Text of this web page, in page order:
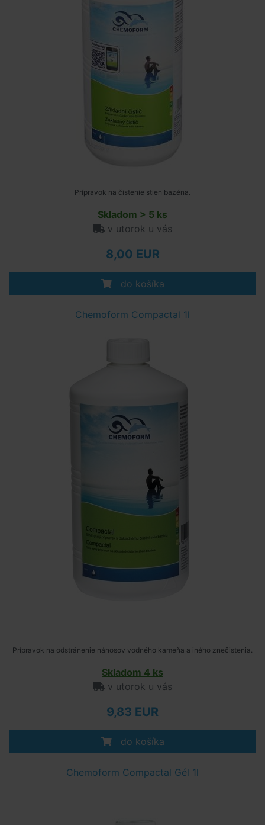
Prípravok na čistenie stien bazéna.
Skladom > 5 ks
v utorok u vás
8,00 EUR
do košíka
Chemoform Compactal 1l
Prípravok na odstránenie nánosov vodného kameňa a iného znečistenia.
Skladom 4 ks
v utorok u vás
9,83 EUR
do košíka
Chemoform Compactal Gél 1l